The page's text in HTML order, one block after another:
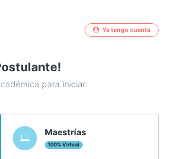
Ya tengo cuenta
para iniciar.
Maestrías
100% Virtual